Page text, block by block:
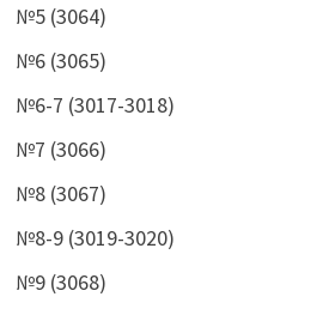
№5 (3064)
№6 (3065)
№6-7 (3017-3018)
№7 (3066)
№8 (3067)
№8-9 (3019-3020)
№9 (3068)